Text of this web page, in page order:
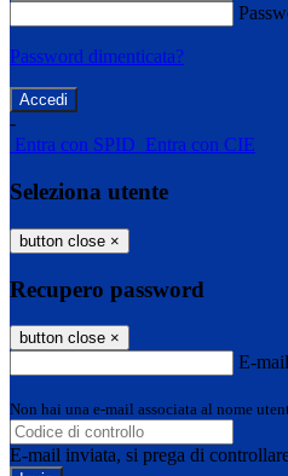
Password dimenticata?
-
Entra con SPID Entra con CIE
Seleziona utente
button close ×
Recupero password
button close ×
E-mail
Non hai una e-mail associata al nome
E-mail inviata, si prega di